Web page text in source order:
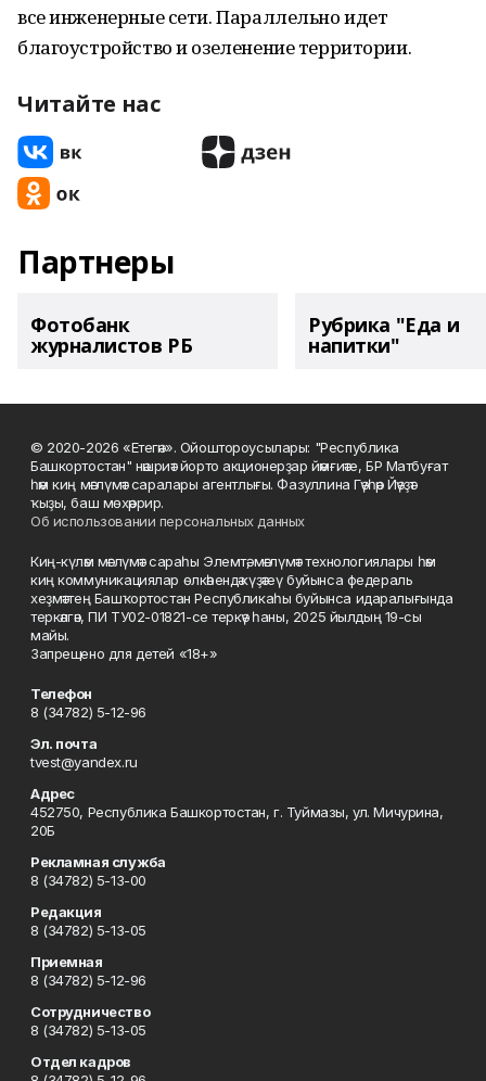
все инженерные сети. Параллельно идет
благоустройство и озеленение территории.
Читайте нас
Партнеры
Фотобанк
журналистов РБ
Рубрика "Еда и
напитки"
© 2020-2026 «Етегән». Ойоштороусылары: "Республика
Башкортостан" нәшриәт йорто акционерҙар йәмғиәте, БР Матбуғат
һәм киң мәғлүмәт саралары агентлығы. Фазуллина Гәүһәр Йәүҙәт
ҡыҙы, баш мөхәррир.
Об использовании персональных данных
Киң-күләм мәғлүмәт сараһы Элемтә, мәғлүмәт технологиялары һәм
киң коммуникациялар өлкәһендә күҙәтеү буйынса федераль
хеҙмәттең Башҡортостан Республикаһы буйынса идаралығында
теркәлгән, ПИ ТУ02-01821-се теркәү һаны, 2025 йылдың 19-сы
майы.
Запрещено для детей «18+»
Телефон
8 (34782) 5-12-96
Эл. почта
tvest@yandex.ru
Адрес
452750, Республика Башкортостан, г. Туймазы, ул. Мичурина,
20Б
Рекламная служба
8 (34782) 5-13-00
Редакция
8 (34782) 5-13-05
Приемная
8 (34782) 5-12-96
Сотрудничество
8 (34782) 5-13-05
Отдел кадров